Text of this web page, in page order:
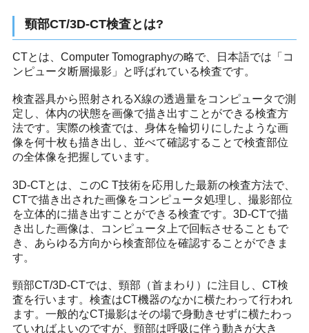
頸部CT/3D-CT検査とは?
CTとは、Computer Tomographyの略で、日本語では「コ
ンピュータ断層撮影」と呼ばれている検査です。
検査器具から照射されるX線の透過量をコンピュータで測
定し、体内の状態を画像で描き出すことができる検査方
法です。実際の検査では、身体を輪切りにしたような画
像を何十枚も描き出し、並べて確認することで検査部位
の全体像を把握しています。
3D-CTとは、このC T技術を応用した最新の検査方法で、
CTで描き出された画像をコンピュータ処理し、撮影部位
を立体的に描き出すことができる検査です。3D-CTで描
き出した画像は、コンピュータ上で回転させることもで
き、あらゆる方向から検査部位を確認することができま
す。
頸部CT/3D-CTでは、頸部（首まわり）に注目し、CT検
査を行います。検査はCT機器のなかに横たわって行われ
ます。一般的なCT撮影はその場で身動きせずに横たわっ
ていればよいのですが、頸部は呼吸に伴う動きが大き